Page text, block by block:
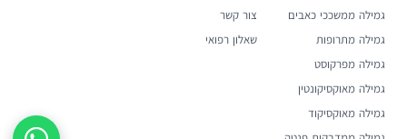
גמילה ממשככי כאבים
גמילה מתרופות
גמילה מפרקוסט
גמילה מאוקסיקונטין
גמילה מאוקסיקוד
צור קשר
שאלון רפואי